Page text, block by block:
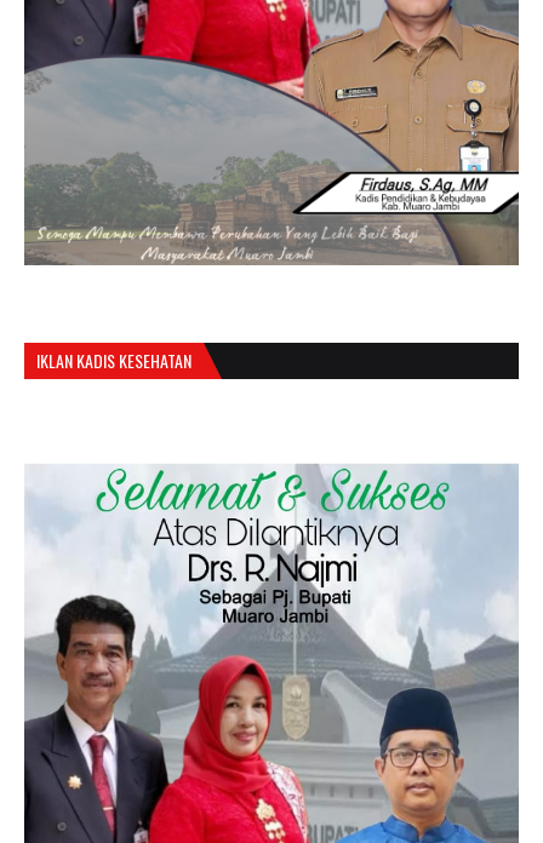
IKLAN KADIS KESEHATAN